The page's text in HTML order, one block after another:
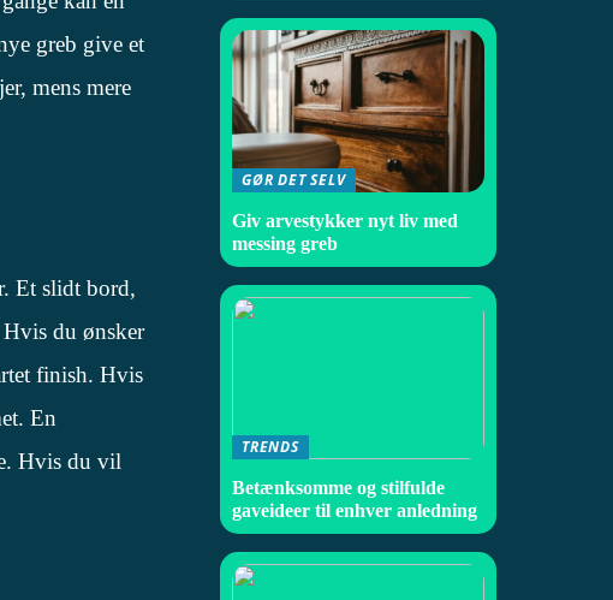
greb give et
mens mere
Et slidt bord,
du ønsker
finish. Hvis
En
Hvis du vil
GØR DET SELV
Giv arvestykker nyt liv med
messing greb
TRENDS
Betænksomme og stilfulde
gaveideer til enhver anledning